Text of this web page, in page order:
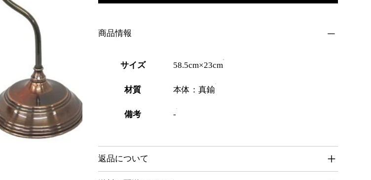
商品情報
サイズ 58.5cm×23cm
材質 本体：真鍮
備考 -
返品について